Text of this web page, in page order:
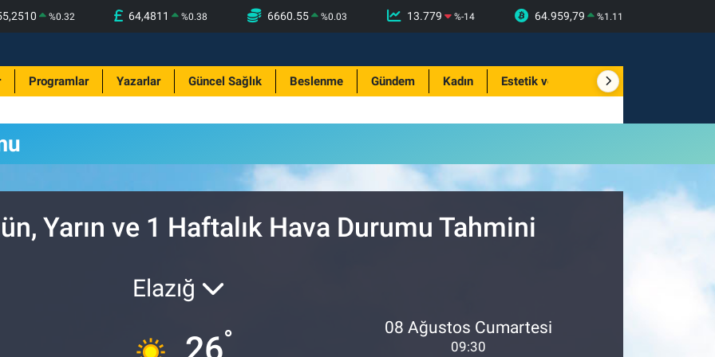
%0.32 64,4811 %0.38 6660.55 %0.03 13.779 %-14 64.959,79 %1.11
Programlar Yazarlar Güncel Sağlık Beslenme Gündem Kadın Estetik ve Güzellik
Yarın ve 1 Haftalık Hava Durumu Tahmini
Elazığ
° 08 Ağustos Cumartesi
09:30